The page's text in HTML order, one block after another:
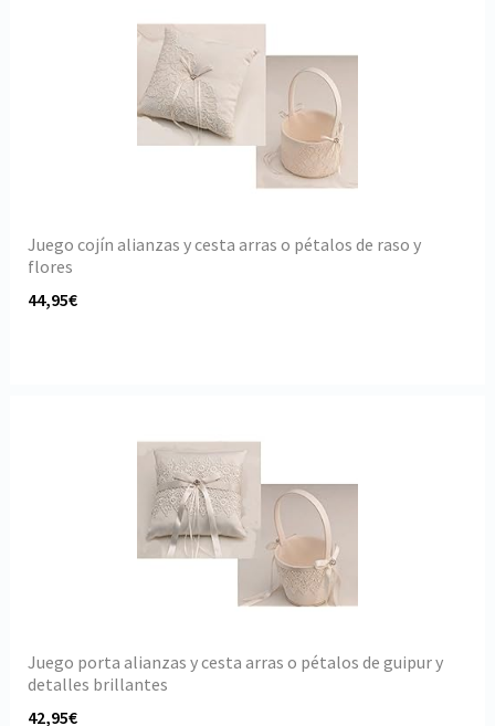
Juego cojín alianzas y cesta arras o pétalos de raso y
flores
44,95€
Juego porta alianzas y cesta arras o pétalos de guipur y
detalles brillantes
42,95€